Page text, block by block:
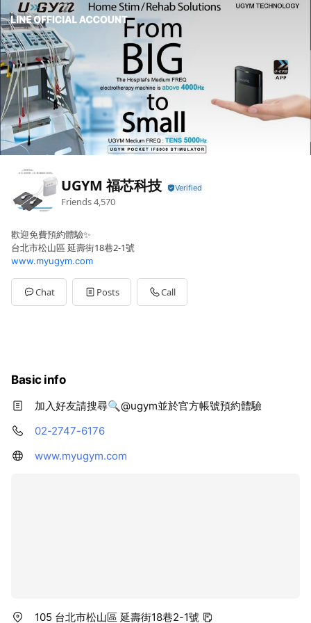
UGYM 福芯科技
Friends4,570
歡迎免費預約體驗✨
台北市松山區 延壽街18巷2-1號
www.myugym.com
Chat Posts Call
Basic info
加入好友請搜尋🔍@ugym並於官方帳號預約體驗
02-2747-6176
www.myugym.com
105 台北市松山區 延壽街18巷2-1號